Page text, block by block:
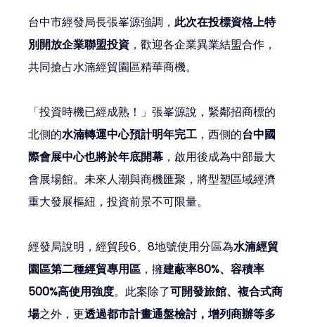
台中市經發局長張峯源強調，此次在投標資格上特
別開放企業聯盟投資 ，歡迎各企業異業結盟合作，
共同搶占水湳經貿園區精華商機。
「投資時機已經成熟！」張峯源說，緊鄰招商標的
北側的水湳轉運中心預計明年完工 ，西側的台中國
際會展中心也將於年底開幕 ，啟用後成為中部最大
會展場館。未來人潮與商機匯聚，將型塑區域經濟
重大發展樞紐，投資前景不可限量。
經發局說明，經貿段6、8地號使用分區為水湳經貿
園區第二種經貿專用區 ，擁建蔽率80%、容積率
500%高使用強度。此案除了可開發旅館、複合式商
場之外，更透過都市計畫通盤檢討，增列商辦等多